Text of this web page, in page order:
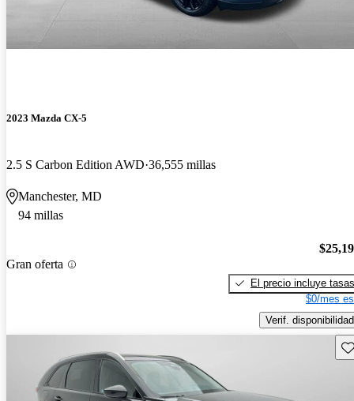
2023 Mazda CX-5
2.5 S Carbon Edition AWD 36,555 millas
Manchester, MD
94 millas
Gran oferta
El precio incluye tasas
$0/mes
Verif. disponibilidad